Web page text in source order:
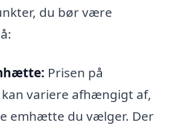
du bør være
Prisen på
variere afhængigt af,
emhætte du vælger. Der